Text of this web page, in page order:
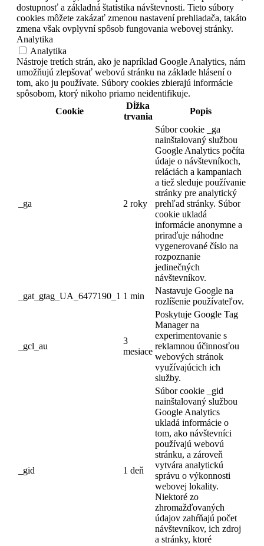
dostupnosť a základná štatistika návštevnosti. Tieto súbory
cookies môžete zakázať zmenou nastavení prehliadača, takáto
zmena však ovplyvní spôsob fungovania webovej stránky.
Analytika
Analytika
Nástroje tretích strán, ako je napríklad Google Analytics, nám
umožňujú zlepšovať webovú stránku na základe hlásení o
tom, ako ju používate. Súbory cookies zbierajú informácie
spôsobom, ktorý nikoho priamo neidentifikuje.
Cookie
Dĺžka
trvania
Popis
_ga 2 roky
Súbor cookie _ga
nainštalovaný službou
Google Analytics počíta
údaje o návštevníkoch,
reláciách a kampaniach
a tiež sleduje používanie
stránky pre analytický
prehľad stránky. Súbor
cookie ukladá
informácie anonymne a
priraďuje náhodne
vygenerované číslo na
rozpoznanie
jedinečných
návštevníkov.
_gat_gtag_UA_6477190_1 1 min
Nastavuje Google na
rozlíšenie používateľov.
_gcl_au
3
mesiace
Poskytuje Google Tag
Manager na
experimentovanie s
reklamnou účinnosťou
webových stránok
využívajúcich ich
služby.
_gid 1 deň
Súbor cookie _gid
nainštalovaný službou
Google Analytics
ukladá informácie o
tom, ako návštevníci
používajú webovú
stránku, a zároveň
vytvára analytickú
správu o výkonnosti
webovej lokality.
Niektoré zo
zhromažďovaných
údajov zahŕňajú počet
návštevníkov, ich zdroj
a stránky, ktoré